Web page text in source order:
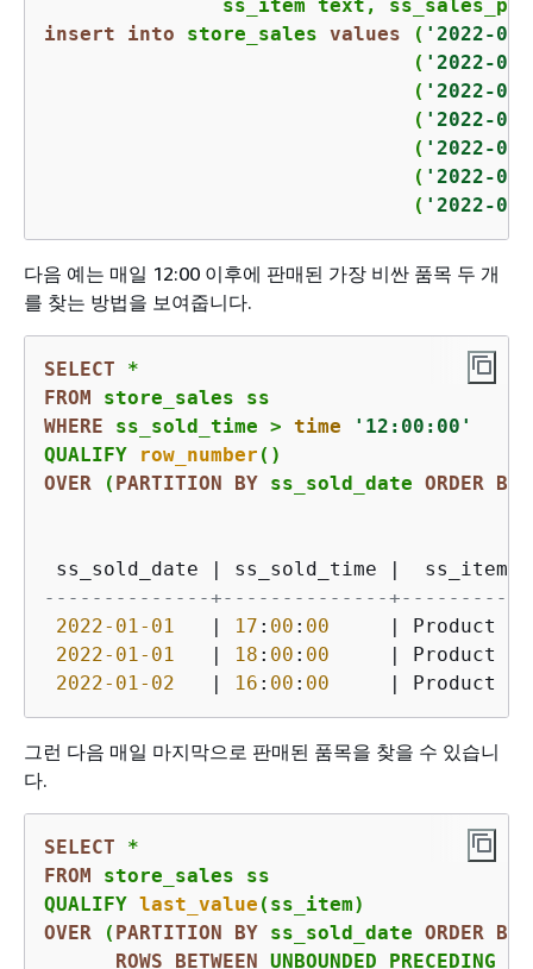
ss_item text,
insert
into store_sales values ( '2022-
                               (
'2022-
                               (
'2022-
                               (
'2022-
                               (
'2022-
                               (
'2022-
                               (
'2022-
다음 예는 매일 12:00 이후에 판매된 가장 비싼 품목 두 개
를 찾는 방법을 보여줍니다.
SELECT
*
FROM
WHERE ss_sold_time > time
'12:00:00'
QUALIFY
row_number
OVER ( PARTITION BY ss_sold_date ORDER BY
ss_sold_date | ss_sold_time |
  ss_item
--------------+--------------
2022-01-01 | 17 : 00 : 00 | Product
2022-01-01 | 18 : 00 : 00 | Product
2022-01-02 | 16 : 00 : 00 | Product
그런 다음 매일 마지막으로 판매된 품목을 찾을 수 있습니
다.
SELECT
*
FROM store_sales ss
QUALIFY last_value
OVER ( PARTITION BY ss_sold_date ORDER BY
ROWS
BETWEEN UNBOUNDED PRECEDING